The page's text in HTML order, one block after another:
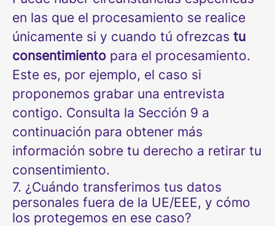
en las que el procesamiento se realice
únicamente si y cuando tú ofrezcas tu
consentimiento para el procesamiento.
Este es, por ejemplo, el caso si
proponemos grabar una entrevista
contigo. Consulta la Sección 9 a
continuación para obtener más
información sobre tu derecho a retirar tu
consentimiento.
7. ¿Cuándo transferimos tus datos
personales fuera de la UE/EEE, y cómo
los protegemos en ese caso?